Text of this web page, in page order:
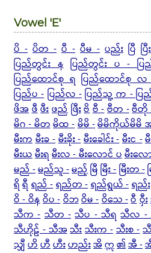
Vowel 'E'
ပိ - ပိတ - ပီ - ပီမ - ပည်း ပြီ ပြီး
ပြည်တွင်း န ပြည်တွင်း ပ -ပ
ပြည်ထောင်စု ရ ပြည်ထောင်စု
ပြည်ပ - ပြည်လ - ပြည်သူ့ က - ပ
ဖိအဖီဖီးဖည် ဖြီးဗိဗီ -ဗီတ -ဗီတို
မိဂ - မိတမိထ -မိမိ -မိမိကိုယ်မိမိ
မီးကမီးခ -မီးခိုး -မီးခေါင်း -မီးင -
မီးယမီးရမီးလ - မီးလောင် ပမီးလေ
မည် -မည်သူ -မည့်မြီမြီး -မြီးတ -
ရိ ရီရည် -ရည်တ -ရည်ရွယ် -ရည်း
ဝိ - ဝိနဝိပ -ဝိဘဝိမ -ဝိသေ -ဝီဝှီး
သီက - သီတ - သီပ - သီရ သီလ
သီဟိုဠ် - သီအသီးသီးက -သီးစ -
သျှီ ဟိဟီဟီးဟည်းအိဣ၏အီ -